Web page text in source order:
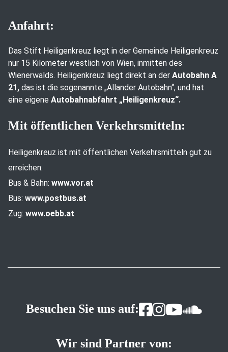
Anfahrt:
Das Stift Heiligenkreuz liegt in der Gemeinde Heiligenkreuz
nur 15 Kilometer westlich von Wien, inmitten des
Wienerwalds. Heiligenkreuz liegt direkt an der Autobahn A
21, das ist die sogenannte „Allander Autobahn“, und hat
eine eigene Autobahnabfahrt „Heiligenkreuz“.
Mit öffentlichen Verkehrsmitteln:
Heiligenkreuz ist mit öffentlichen Verkehrsmitteln gut zu
erreichen:
Bus & Bahn: www.vor.at
Bus: www.postbus.at
Zug: www.oebb.at
Besuchen Sie uns auf:
Wir sind Partner von: